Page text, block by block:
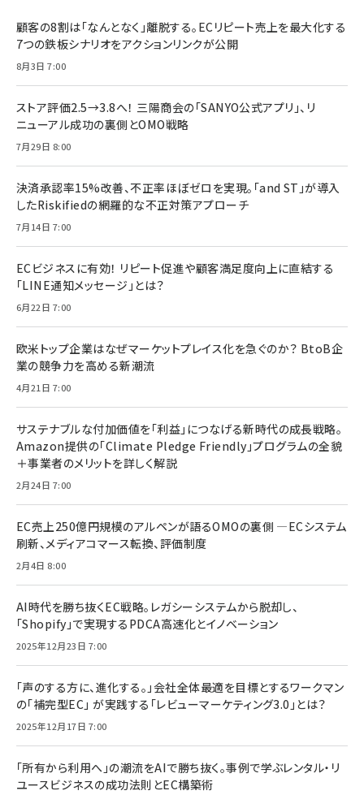
顧客の8割は「なんとなく」離脱する。ECリピート売上を最大化する
7つの鉄板シナリオをアクションリンクが公開
8月3日 7:00
ストア評価2.5→3.8へ！ 三陽商会の「SANYO公式アプリ」、リ
ニューアル成功の裏側とOMO戦略
7月29日 8:00
決済承認率15%改善、不正率ほぼゼロを実現。「and ST」が導入
したRiskifiedの網羅的な不正対策アプローチ
7月14日 7:00
ECビジネスに有効！ リピート促進や顧客満足度向上に直結する
「LINE通知メッセージ」とは？
6月22日 7:00
欧米トップ企業はなぜマーケットプレイス化を急ぐのか？ BtoB企
業の競争力を高める新潮流
4月21日 7:00
サステナブルな付加価値を「利益」につなげる新時代の成長戦略。
Amazon提供の「Climate Pledge Friendly」プログラムの全貌
＋事業者のメリットを詳しく解説
2月24日 7:00
EC売上250億円規模のアルペンが語るOMOの裏側 ―ECシステム
刷新、メディアコマース転換、評価制度
2月4日 8:00
AI時代を勝ち抜くEC戦略。レガシーシステムから脱却し、
「Shopify」で実現するPDCA高速化とイノベーション
2025年12月23日 7:00
「声のする方に、進化する。」会社全体最適を目標とするワークマン
の「補完型EC」 が実践する「レビューマーケティング3.0」とは？
2025年12月17日 7:00
「所有から利用へ」の潮流をAIで勝ち抜く。事例で学ぶレンタル・リ
ユースビジネスの成功法則とEC構築術